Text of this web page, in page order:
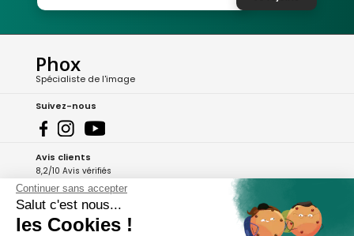
Phox
Spécialiste de l'image
Suivez-nous
Avis clients
8,2/10 Avis vérifiés
L'Appli Phox
Continuer sans accepter
Salut c'est nous...
les Cookies !